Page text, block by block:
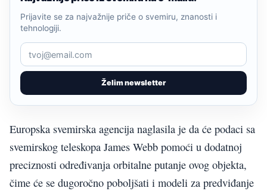
Želim newsletter
Prijavite se za najvažnije priče o svemiru, znanosti i
tehnologiji.
Europska svemirska agencija naglasila je da će podaci sa
svemirskog teleskopa James Webb pomoći u dodatnoj
preciznosti određivanja orbitalne putanje ovog objekta,
čime će se dugoročno poboljšati i modeli za predviđanje